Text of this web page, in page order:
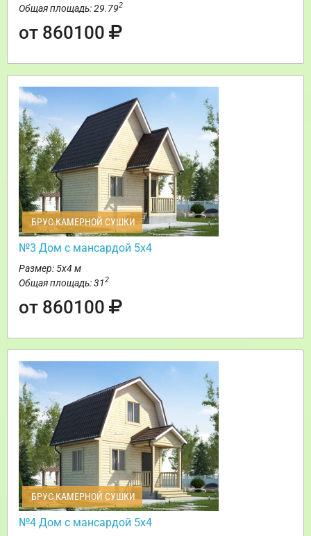
Общая площадь: 29.792
от 860100
БРУС КАМЕРНОЙ СУШКИ
№3 Дом с мансардой 5х4
Размер: 5х4 м
Общая площадь: 312
от 860100
БРУС КАМЕРНОЙ СУШКИ
№4 Дом с мансардой 5х4